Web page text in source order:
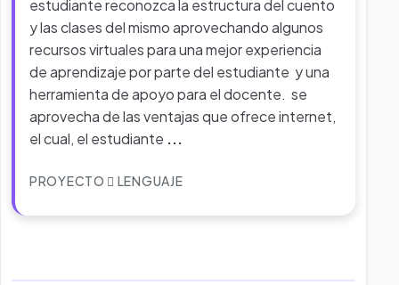
estudiante reconozca la estructura del cuento
y las clases del mismo aprovechando algunos
recursos virtuales para una mejor experiencia
de aprendizaje por parte del estudiante y una
herramienta de apoyo para el docente. se
aprovecha de las ventajas que ofrece internet,
el cual, el estudiante ...
PROYECTO LENGUAJE